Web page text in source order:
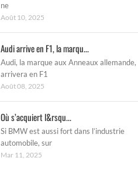
ne
Août 10, 2025
Audi arrive en F1, la marqu...
Audi, la marque aux Anneaux allemande,
arrivera en F1
Août 08, 2025
Où s’acquiert l&rsqu...
Si BMW est aussi fort dans l’industrie
automobile, sur
Mar 11, 2025